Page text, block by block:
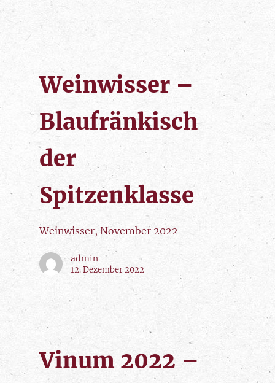
Weinwisser –
Blaufränkisch
der
Spitzenklasse
Weinwisser, November 2022
admin
12. Dezember 2022
Vinum 2022 –